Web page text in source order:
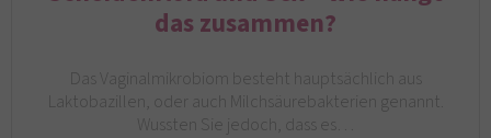
das zusammen?
Das Vaginalmikrobiom besteht hauptsächlich aus
Laktobazillen, oder auch Milchsäurebakterien genannt.
Wussten Sie jedoch, dass es…